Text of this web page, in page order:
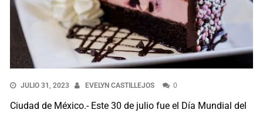
JULIO 31, 2023 EVELYN CASTILLEJOS 0
Ciudad de México.- Este 30 de julio fue el Día Mundial del